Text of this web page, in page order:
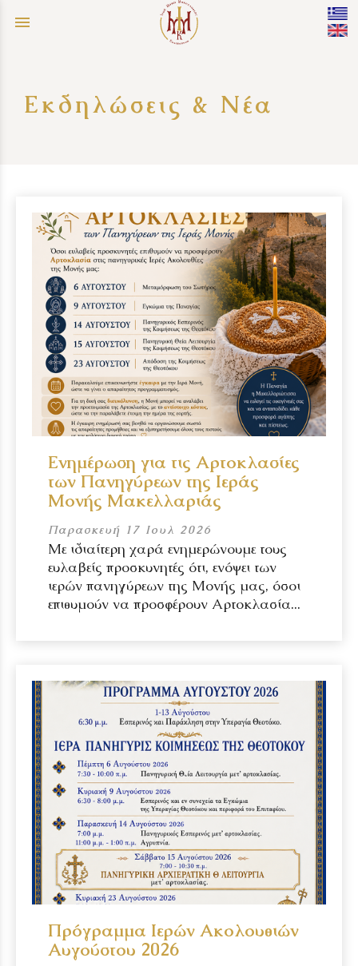
menu
Εκδηλώσεις & Νέα
Ενημέρωση για τις Αρτοκλασίες
των Πανηγύρεων της Ιεράς
Μονής Μακελλαριάς
Παρασκευή 17 Ιουλ 2026
Με ιδιαίτερη χαρά ενημερώνουμε τους
ευλαβείς προσκυνητές ότι, ενόψει των
ιερών πανηγύρεων της Μονής μας, όσοι
επιθυμούν να προσφέρουν Αρτοκλασία...
Πρόγραμμα Ιερών Ακολουθιών
Αυγούστου 2026